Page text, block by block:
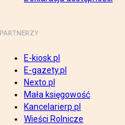
PARTNERZY
E-kiosk.pl
E-gazety.pl
Nexto.pl
Mała księgowość
Kancelarierp.pl
Wieści Rolnicze